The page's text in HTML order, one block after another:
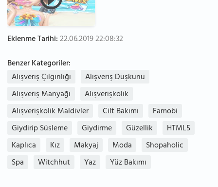
Eklenme Tarihi:22.06.2019 22:08:32
Benzer Kategoriler:
Alışveriş Çılgınlığı
Alışveriş Düşkünü
Alışveriş Manyağı
Alışverişkolik
Alışverişkolik Maldivler
Cilt Bakımı
Famobi
Giydirip Süsleme
Giydirme Güzellik
HTML5
Kaplıca
Kız Makyaj Moda
Shopaholic
Spa
Witchhut Yaz Yüz Bakımı